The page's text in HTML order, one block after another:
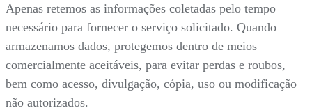
Apenas retemos as informações coletadas pelo tempo
necessário para fornecer o serviço solicitado. Quando
armazenamos dados, protegemos dentro de meios
comercialmente aceitáveis, para evitar perdas e roubos,
bem como acesso, divulgação, cópia, uso ou modificação
não autorizados.